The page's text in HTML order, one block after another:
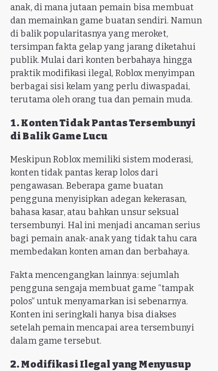
anak, di mana jutaan pemain bisa membuat
dan memainkan game buatan sendiri. Namun
di balik popularitasnya yang meroket,
tersimpan fakta gelap yang jarang diketahui
publik. Mulai dari konten berbahaya hingga
praktik modifikasi ilegal, Roblox menyimpan
berbagai sisi kelam yang perlu diwaspadai,
terutama oleh orang tua dan pemain muda.
1. Konten Tidak Pantas Tersembunyi
di Balik Game Lucu
Meskipun Roblox memiliki sistem moderasi,
konten tidak pantas kerap lolos dari
pengawasan. Beberapa game buatan
pengguna menyisipkan adegan kekerasan,
bahasa kasar, atau bahkan unsur seksual
tersembunyi. Hal ini menjadi ancaman serius
bagi pemain anak-anak yang tidak tahu cara
membedakan konten aman dan berbahaya.
Fakta mencengangkan lainnya: sejumlah
pengguna sengaja membuat game “tampak
polos” untuk menyamarkan isi sebenarnya.
Konten ini seringkali hanya bisa diakses
setelah pemain mencapai area tersembunyi
dalam game tersebut.
2. Modifikasi Ilegal yang Menyusup